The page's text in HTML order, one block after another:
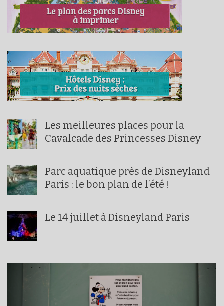
Les meilleures places pour la
Cavalcade des Princesses Disney
Parc aquatique près de Disneyland
Paris : le bon plan de l’été !
Le 14 juillet à Disneyland Paris